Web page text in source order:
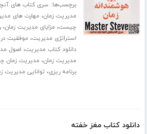
برچسب‌ها: سری کتاب های
مدیریت زمان، مهارت های
چیست، مزایای مدیریت زمان،
استراتژی مدیریت، موفقیت
دانلود کتاب مدیریت، اصول
مدیریت زمان، مدیریت زمان
برنامه ریزی، توانایی مدیریت
دانلود کتاب مغز خفته